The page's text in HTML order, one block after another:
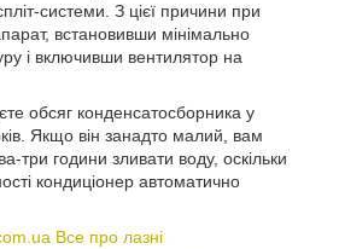
системи. З цієї причини при
встановивши мінімально
і включивши вентилятор на
обсяг конденсатосборника у
Якщо він занадто малий, вам
три години зливати воду, оскільки
кондиціонер автоматично
Все про лазні